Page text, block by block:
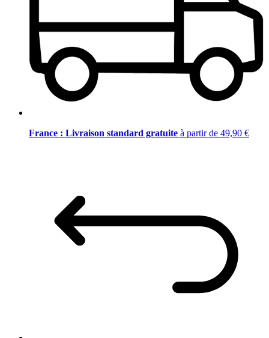
France : Livraison standard gratuite à partir de 49,90 €